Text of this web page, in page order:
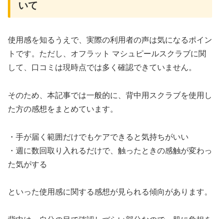
いて
使用感を知るうえで、実際の利用者の声は気になるポイン
トです。ただし、オフラット マシュピールスクラブに関
して、口コミは現時点では多く確認できていません。
そのため、本記事では一般的に、背中用スクラブを使用し
た方の感想をまとめています。
・手が届く範囲だけでもケアできると気持ちがいい
・週に数回取り入れるだけで、触ったときの感触が変わっ
た気がする
といった使用感に関する感想が見られる傾向があります。